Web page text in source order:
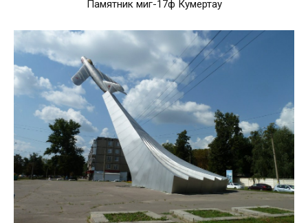
Памятник миг-17ф Кумертау